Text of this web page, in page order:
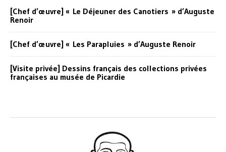
[Chef d’œuvre] « Le Déjeuner des Canotiers » d’Auguste
Renoir
[Chef d’œuvre] « Les Parapluies » d’Auguste Renoir
[Visite privée] Dessins français des collections privées
françaises au musée de Picardie